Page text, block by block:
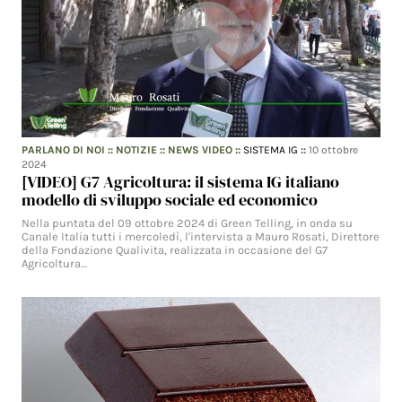
PARLANO DI NOI :: NOTIZIE :: NEWS VIDEO :: SISTEMA IG ::10 ottobre
2024
[VIDEO] G7 Agricoltura: il sistema IG italiano
modello di sviluppo sociale ed economico
Nella puntata del 09 ottobre 2024 di Green Telling, in onda su
Canale Italia tutti i mercoledì, l'intervista a Mauro Rosati, Direttore
della Fondazione Qualivita, realizzata in occasione del G7
Agricoltura…